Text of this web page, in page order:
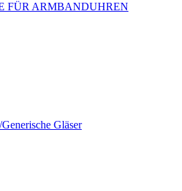
FÜR ARMBANDUHREN
Gläser